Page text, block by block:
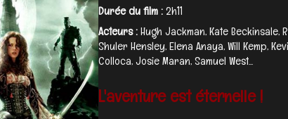
Durée du film :2h11
Acteurs :Hugh Jackman, Kate Beckinsale,
Shuler Hensley, Elena Anaya, Will Kemp,
Colloca, Josie Maran, Samuel West...
L'aventure est éternelle !